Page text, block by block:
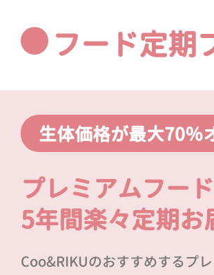
フード定期
生体価格が最大70％
プレミアムフー
5年間楽々定期お
Coo&RIKUのおすすめするプ